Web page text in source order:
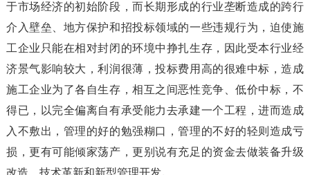
于市场经济的初始阶段，而长期形成的行业垄断造成的跨行
介入壁垒、地方保护和招投标领域的一些违规行为，迫使施
工企业只能在相对封闭的环境中挣扎生存，因此受本行业经
济景气影响较大，利润很薄，投标费用高的很难中标，造成
施工企业为了各自生存，相互之间恶性竞争、低价中标，不
得已，以完全偏离自有承受能力去承建一个工程，进而造成
入不敷出，管理的好的勉强糊口，管理的不好的轻则造成亏
损，更有可能倾家荡产，更别说有充足的资金去做装备升级
改造、技术革新和新型管理开发。